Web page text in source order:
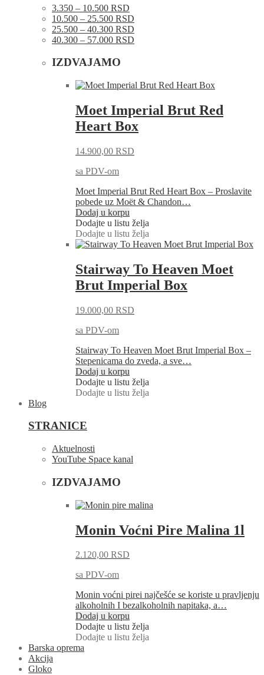
3.350 – 10.500 RSD
10.500 – 25.500 RSD
25.500 – 40.300 RSD
40.300 – 57.000 RSD
IZDVAJAMO
Moet Imperial Brut Red
Heart Box
14.900,00 RSD
sa PDV-om
Moet Imperial Brut Red Heart Box – Proslavite
pobede uz Moët & Chandon…
Dodaj u korpu
Dodajte u listu želja
Dodajte u listu želja
Stairway To Heaven Moet
Brut Imperial Box
19.000,00 RSD
sa PDV-om
Stairway To Heaven Moet Brut Imperial Box –
Stepenicama do zveda, a sve…
Dodaj u korpu
Dodajte u listu želja
Dodajte u listu želja
Blog
STRANICE
Aktuelnosti
YouTube Space kanal
IZDVAJAMO
Monin Voćni Pire Malina 1l
2.120,00 RSD
sa PDV-om
Monin voćni pirei najčešće se koriste u pravljenju
alkoholnih I bezalkoholnih napitaka, a…
Dodaj u korpu
Dodajte u listu želja
Dodajte u listu želja
Barska oprema
Akcija
Gloko